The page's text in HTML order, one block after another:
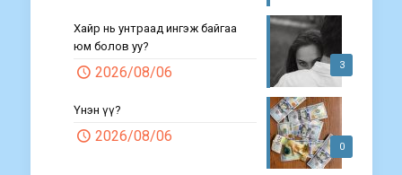
3
Хайр нь унтраад ингэж байгаа
юм болов уу?
2026/08/06
0
Үнэн үү?
2026/08/06